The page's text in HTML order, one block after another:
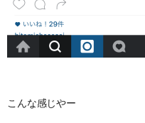
こんな感じやー